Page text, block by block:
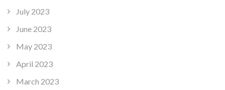
July 2023
June 2023
May 2023
April 2023
March 2023